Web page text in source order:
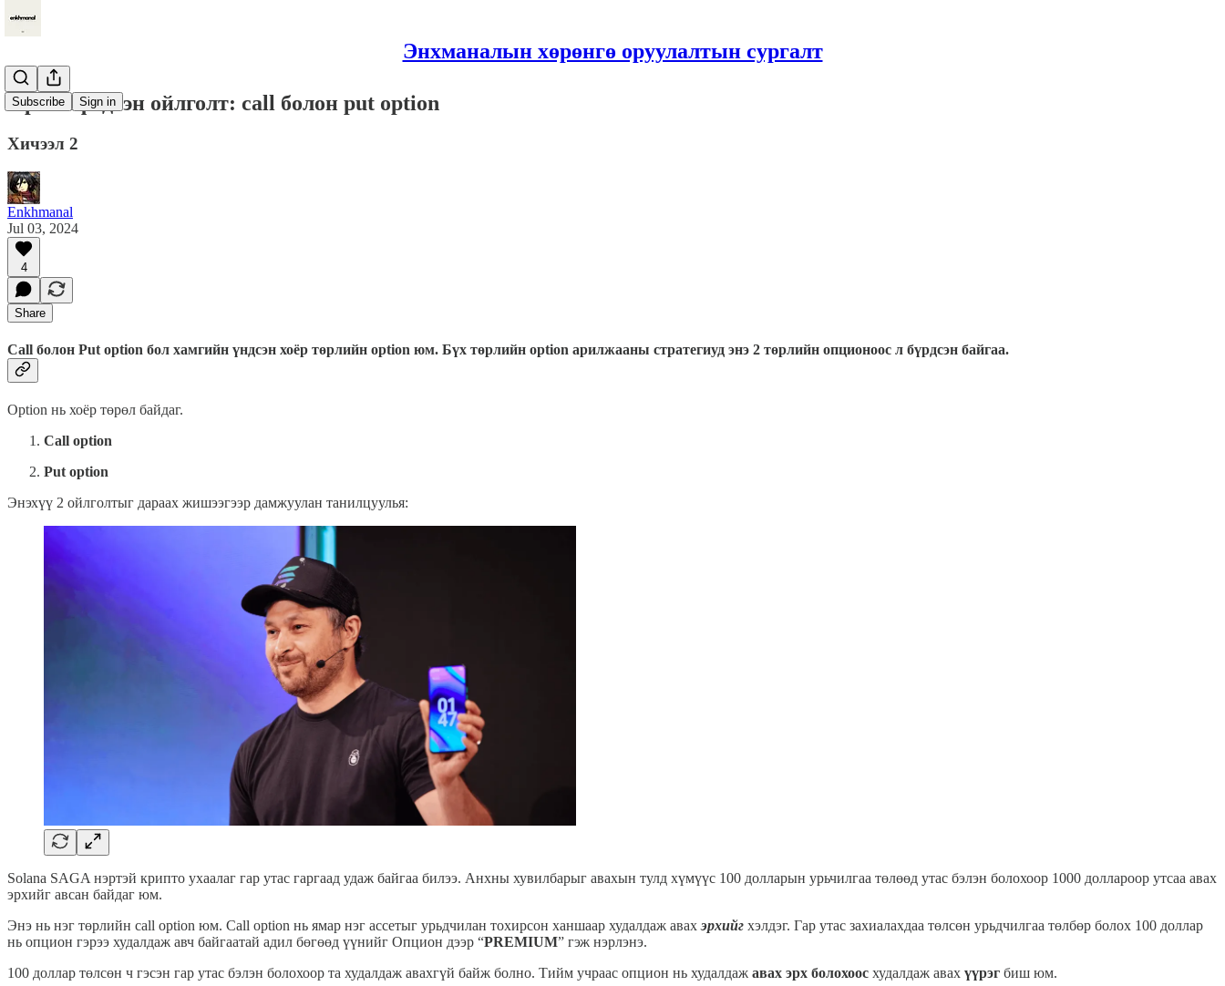
Энхманалын хөрөнгө оруулалтын сургалт
Subscribe Sign in
Option үндсэн ойлголт: call болон put option
Хичээл 2
Enkhmanal
Jul 03, 2024
4
Share
Call болон Put option бол хамгийн үндсэн хоёр төрлийн option юм. Бүх төрлийн option арилжааны стратегиуд энэ 2 төрлийн опционоос л бүрдсэн байгаа.
Option нь хоёр төрөл байдаг.
Call option
Put option
Энэхүү 2 ойлголтыг дараах жишээгээр дамжуулан танилцуулья:
Solana SAGA нэртэй крипто ухаалаг гар утас гаргаад удаж байгаа билээ. Анхны хувилбарыг авахын тулд хүмүүс 100 долларын урьчилгаа төлөөд утас бэлэн болохоор 1000 доллароор утсаа авах
эрхийг авсан байдаг юм.
Энэ нь нэг төрлийн call option юм. Call option нь ямар нэг ассетыг урьдчилан тохирсон ханшаар худалдаж авахэрхийг хэлдэг. Гар утас захиалахдаа төлсөн урьдчилгаа төлбөр болох 100 доллар
нь опцион гэрээ худалдаж авч байгаатай адил бөгөөд үүнийг Опцион дээр “PREMIUM” гэж нэрлэнэ.
100 доллар төлсөн ч гэсэн гар утас бэлэн болохоор та худалдаж авахгүй байж болно. Тийм учраас опцион нь худалдаж авах эрх болохоос худалдаж авах үүрэг биш юм.